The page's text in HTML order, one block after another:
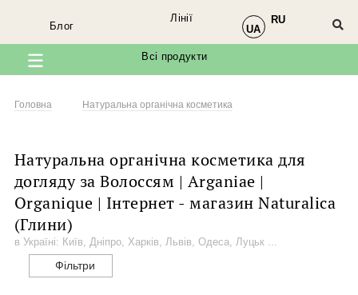
Всі продукти
Лінії
Блог
RU
UA
Головна Натуральна органічна косметика
Натуральна органічна косметика для
догляду за Волоссям | Arganiae |
Organique | Інтернет - магазин Naturalica
(Глини)
в Україні: Київ, Дніпро, Харків, Львів, Одеса, Луцьк ...
Фільтри
Ми в соцмережах ×
Завітайте до нас у
@organique.naturalica